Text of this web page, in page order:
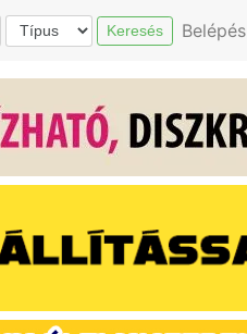
Keresés Belépés